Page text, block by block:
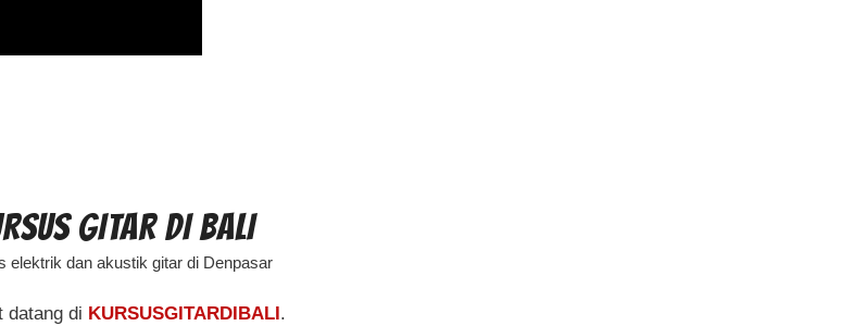
GITAR DI BALI
elektrik dan akustik gitar di Denpasar
datang di KURSUSGITARDIBALI .